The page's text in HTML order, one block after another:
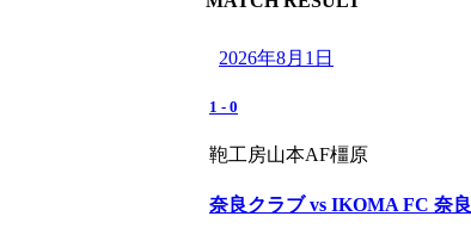
2026年8月1日
1 - 0
鞄工房山本AF橿原
奈良クラブ vs IKOMA FC 奈良